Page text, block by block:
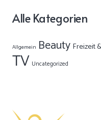
Alle Kategorien
Allgemein Beauty Freizeit
TV Uncategorized